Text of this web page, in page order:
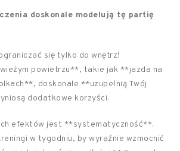
doskonale modelują tę partię
się tylko do wnętrz!
powietrzu**, takie jak **jazda na
doskonale **uzupełnią Twój
dodatkowe korzyści.
efektów jest **systematyczność**.
w tygodniu, by wyraźnie wzmocnić